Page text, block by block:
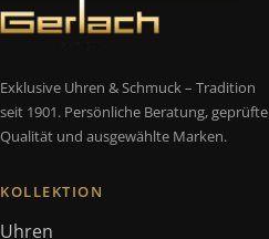
Exklusive Uhren & Schmuck – Tradition
seit 1901. Persönliche Beratung, geprüfte
Qualität und ausgewählte Marken.
KOLLEKTION
Uhren